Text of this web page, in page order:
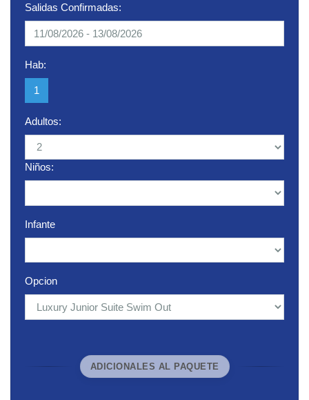
Salidas Confirmadas:
Hab:
1
Adultos:
Niños:
Infante
Opcion
ADICIONALES AL PAQUETE